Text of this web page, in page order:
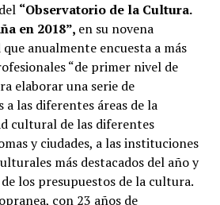
“Observatorio de la Cultura.
en 2018”, en su novena
anualmente encuesta a más
“de primer nivel de
elaborar una serie de
las diferentes áreas de la
cultural de las diferentes
y ciudades, a las instituciones
más destacados del año y
los presupuestos de la cultura.
con 23 años de